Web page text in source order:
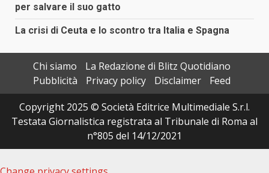
per salvare il suo gatto
La crisi di Ceuta e lo scontro tra Italia e Spagna
Chi siamo
La Redazione di Blitz Quotidiano
Pubblicità
Privacy policy Disclaimer
Feed
Copyright 2025 © Società Editrice Multimediale S.r.l.
Testata Giornalistica registrata al Tribunale di Roma al
n°805 del 14/12/2021